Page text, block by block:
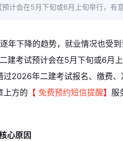
计会在5月下旬或6月上旬举行，有
年下降的趋势，就业情况也受
建考试预计会在5月下旬或6月
过2026年二建考试报名、缴费
上方的 【 免费预约短信提醒】 服
心原因